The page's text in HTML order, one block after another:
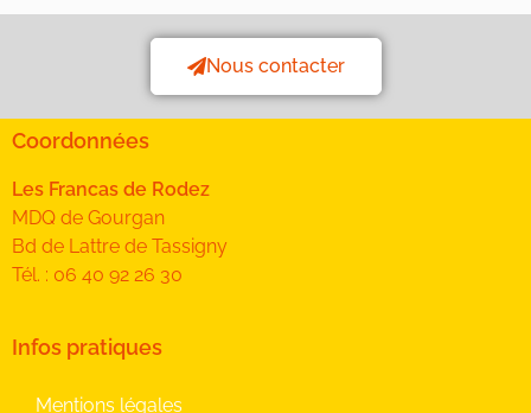
Nous contacter
Coordonnées
Les Francas de Rodez
MDQ de Gourgan
Bd de Lattre de Tassigny
Tél. : 06 40 92 26 30
Infos pratiques
Mentions légales